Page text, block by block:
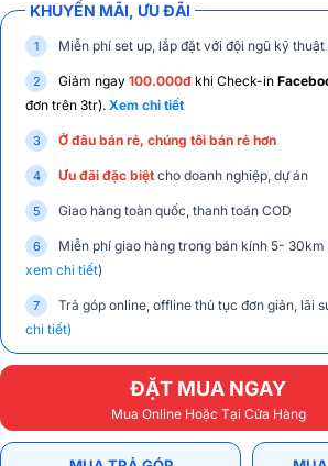
KHUYẾN MÃI, ƯU ĐÃI
Miễn phí set up, lắp đặt với đội ngũ kỹ
Giảm ngay 100.000đ khi Check-in
đơn trên 3tr). Xem chi tiết
Ở đâu bán rẻ, chúng tôi bán rẻ hơn
Ưu đãi đặc biệt cho doanh nghiệp, dự án
Giao hàng toàn quốc, thanh toán COD
Miễn phí giao hàng trong bán kính 5-
xem chi tiết)
Trả góp online, offline thủ tục đơn giản, lãi
chi tiết)
ĐẶT MUA NGAY
Mua Online Hoặc Tại Cửa Hàng